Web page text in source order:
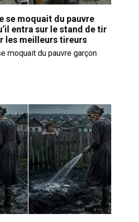
se moquait du pauvre
entra sur le stand de tir
les meilleurs tireurs
moquait du pauvre garçon